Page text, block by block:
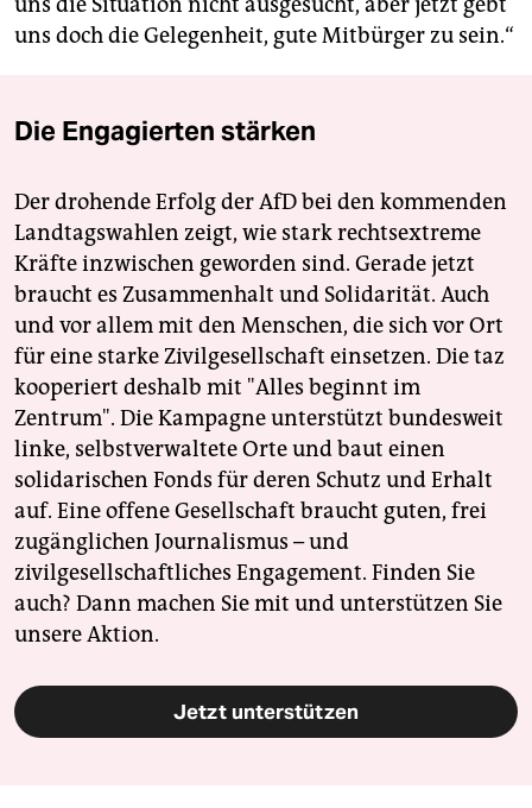
uns doch die Gelegenheit, gute Mitbürger zu sein.“
Die Engagierten stärken
Der drohende Erfolg der AfD bei den kommenden
Landtagswahlen zeigt, wie stark rechtsextreme
Kräfte inzwischen geworden sind. Gerade jetzt
braucht es Zusammenhalt und Solidarität. Auch
und vor allem mit den Menschen, die sich vor Ort
für eine starke Zivilgesellschaft einsetzen. Die taz
kooperiert deshalb mit "Alles beginnt im
Zentrum". Die Kampagne unterstützt bundesweit
linke, selbstverwaltete Orte und baut einen
solidarischen Fonds für deren Schutz und Erhalt
auf. Eine offene Gesellschaft braucht guten, frei
zugänglichen Journalismus – und
zivilgesellschaftliches Engagement. Finden Sie
auch? Dann machen Sie mit und unterstützen Sie
unsere Aktion.
Jetzt unterstützen